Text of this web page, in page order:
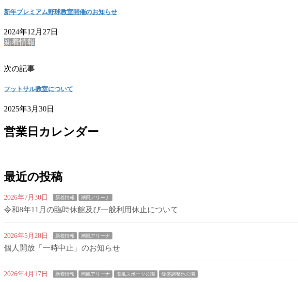
新年プレミアム野球教室開催のお知らせ
2024年12月27日
新着情報
次の記事
フットサル教室について
2025年3月30日
営業日カレンダー
最近の投稿
2026年7月30日 新着情報 潮風アリーナ
令和8年11月の臨時休館及び一般利用休止について
2026年5月28日 新着情報 潮風アリーナ
個人開放「一時中止」のお知らせ
2026年4月17日 新着情報 潮風アリーナ 潮風スポーツ公園 飯盛調整池公園